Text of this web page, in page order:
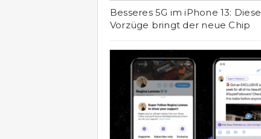
Besseres 5G im iPhone 13: Diese
Vorzüge bringt der neue Chip